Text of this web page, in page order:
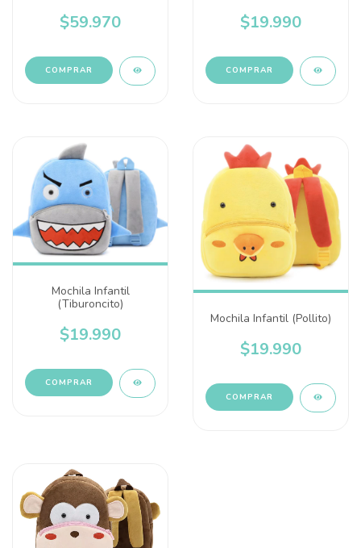
BBK200
$59.970
COMPRAR
$19.990
COMPRAR
Mochila Infantil
(Tiburoncito)
$19.990
Mochila Infantil (Pollito)
$19.990